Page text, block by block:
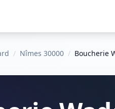
/ Nîmes 30000 / Boucherie